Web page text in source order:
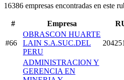
16386 empresas encontradas en este
# Empresa
#66
OBRASCON HUARTE
LAIN S.A.SUC.DEL
PERU
ADMINISTRACION Y
GERENCIA EN